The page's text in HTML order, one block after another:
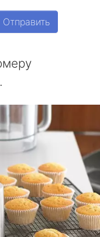
Отправить
.